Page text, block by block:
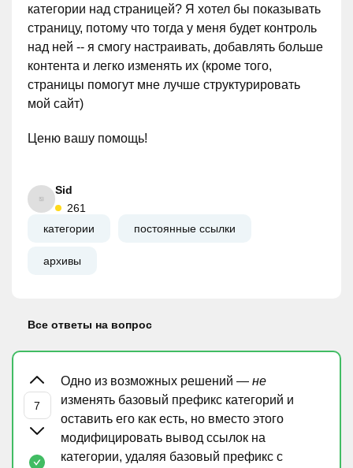
категории над страницей? Я хотел бы показывать
страницу, потому что тогда у меня будет контроль
над ней -- я смогу настраивать, добавлять больше
контента и легко изменять их (кроме того,
страницы помогут мне лучше структурировать
мой сайт)
Ценю вашу помощь!
Sid
261
категории
постоянные ссылки
архивы
Все ответы на вопрос
Одно из возможных решений — не
изменять базовый префикс категорий и
оставить его как есть, но вместо этого
модифицировать вывод ссылок на
категории, удаляя базовый префикс с